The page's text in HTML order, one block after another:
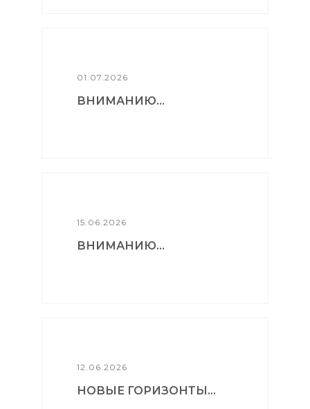
01.07.2026
ВНИМАНИЮ...
15.06.2026
ВНИМАНИЮ...
12.06.2026
НОВЫЕ ГОРИЗОНТЫ...